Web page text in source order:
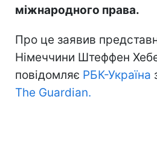
міжнародного права.
Про це заявив
Німеччини Штеффен
повідомляє РБК-Україна
The Guardian.